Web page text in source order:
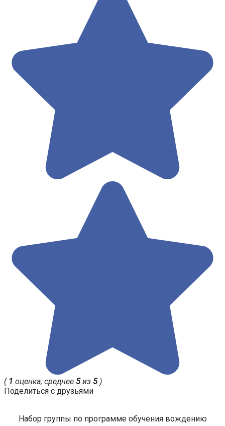
( 1 оценка, среднее 5из 5)
Поделиться с друзьями
Набор группы по программе обучения вождению